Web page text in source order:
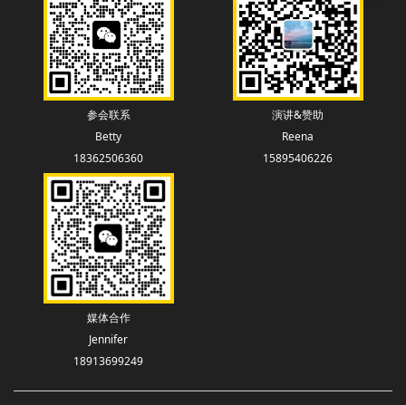
参会联系
Betty
18362506360
演讲&赞助
Reena
15895406226
媒体合作
Jennifer
18913699249